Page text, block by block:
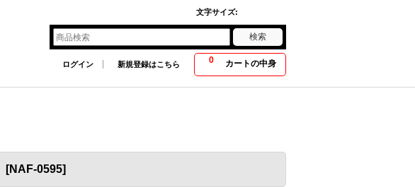
文字サイズ:
0 カートの中身
ログイン 新規登録はこちら
[NAF-0595]